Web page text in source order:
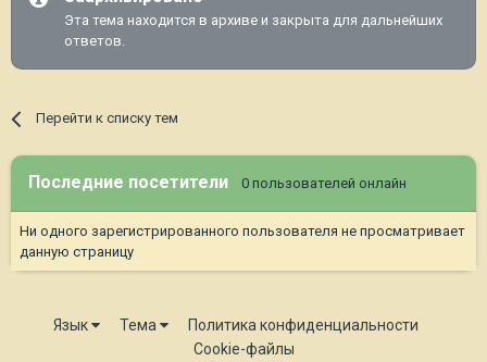
Эта тема находится в архиве и закрыта для дальнейших
ответов.
Перейти к списку тем
Последние посетители 0 пользователей онлайн
Ни одного зарегистрированного пользователя не просматривает
данную страницу
Язык Тема
Политика конфиденциальности
Cookie-файлы